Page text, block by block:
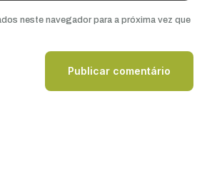
neste navegador para a próxima vez que